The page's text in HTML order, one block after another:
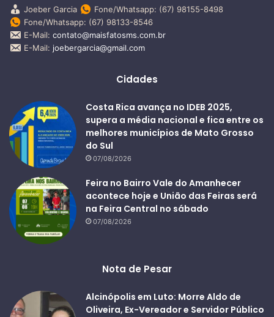
Joeber Garcia
Fone/Whatsapp: (67) 98155-8498
Fone/Whatsapp: (67) 98133-8546
E-Mail: contato@maisfatosms.com.br
E-Mail: joebergarcia@gmail.com
Cidades
Costa Rica avança no IDEB 2025,
supera a média nacional e fica entre os
melhores municípios de Mato Grosso
do Sul
07/08/2026
Feira no Bairro Vale do Amanhecer
acontece hoje e União das Feiras será
na Feira Central no sábado
07/08/2026
Nota de Pesar
Alcinópolis em Luto: Morre Aldo de
Oliveira, Ex-Vereador e Servidor Público